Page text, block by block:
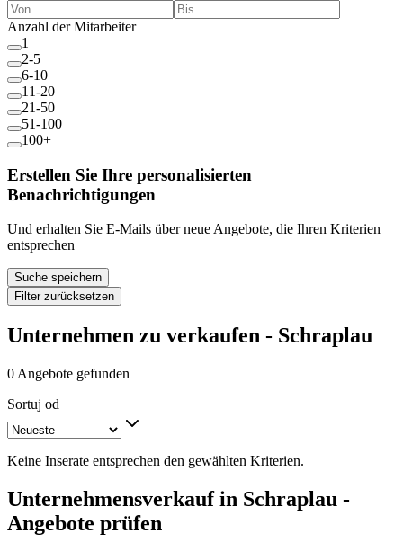
Anzahl der Mitarbeiter
1
2-5
6-10
11-20
21-50
51-100
100+
Erstellen Sie Ihre personalisierten
Benachrichtigungen
Und erhalten Sie E-Mails über neue Angebote, die Ihren Kriterien
entsprechen
Suche speichern
Filter zurücksetzen
Unternehmen zu verkaufen - Schraplau
0 Angebote gefunden
Sortuj od
Keine Inserate entsprechen den gewählten Kriterien.
Unternehmensverkauf in Schraplau -
Angebote prüfen